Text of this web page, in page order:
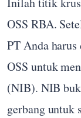
OSS RBA.
PT Anda
OSS untuk
(NIB). NIB
gerbang untuk